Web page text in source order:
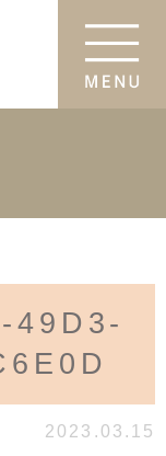
49D3-
2023.03.15